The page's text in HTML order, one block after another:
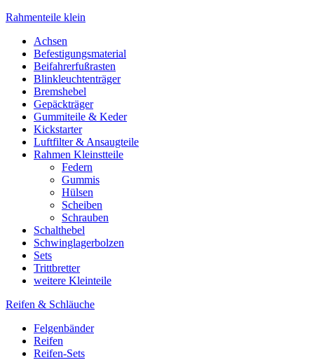
Rahmenteile klein
Achsen
Befestigungsmaterial
Beifahrerfußrasten
Blinkleuchtenträger
Bremshebel
Gepäckträger
Gummiteile & Keder
Kickstarter
Luftfilter & Ansaugteile
Rahmen Kleinstteile
Federn
Gummis
Hülsen
Scheiben
Schrauben
Schalthebel
Schwinglagerbolzen
Sets
Trittbretter
weitere Kleinteile
Reifen & Schläuche
Felgenbänder
Reifen
Reifen-Sets